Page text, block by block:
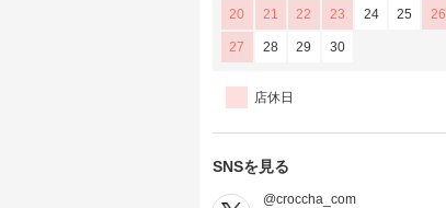
20 21 22 23 24 25 26
27 28 29 30
店休日
SNSを見る
@croccha_com